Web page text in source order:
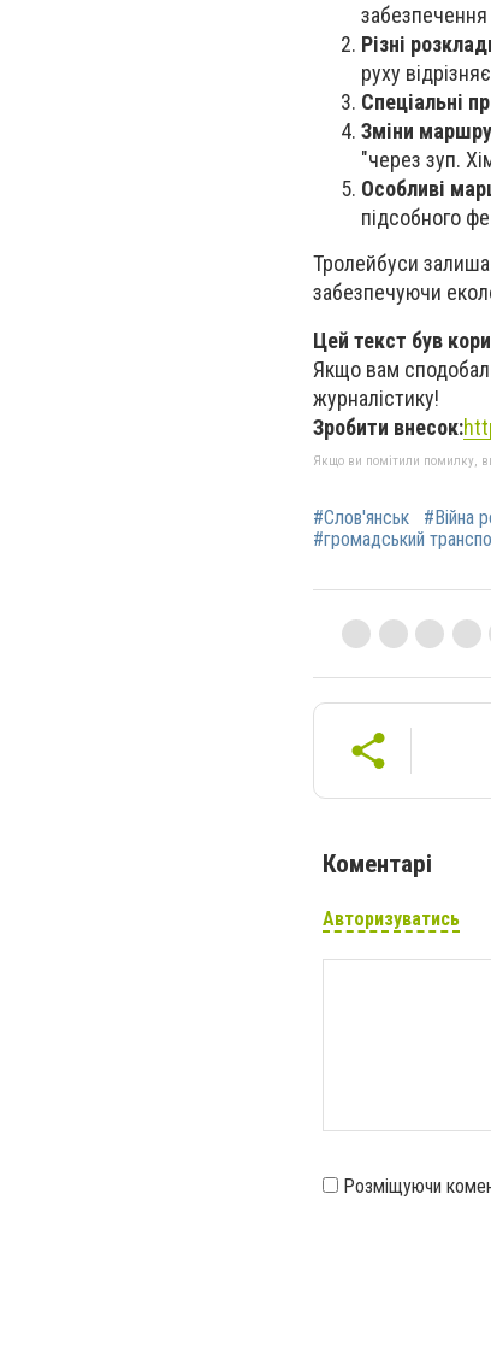
забезпечення
Різні
руху
Спеціальні
Зміни
"через зуп.
Особливі
підсобного
Тролейбуси
забезпечуючи
Цей текст був
Якщо вам
журналістику!
Зробити внесок:
Якщо ви помітили помилку,
#Слов'янськ #Війна
#громадський
Коментарі
Авторизуватись
Розміщуючи